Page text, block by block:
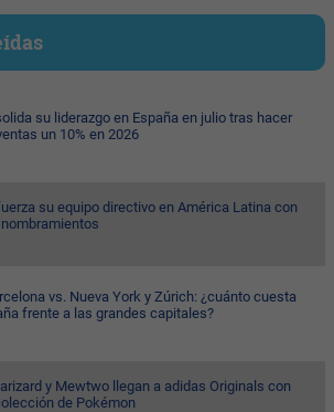
su liderazgo en España en julio tras hacer
un 10% en 2026
su equipo directivo en América Latina con
vs. Nueva York y Zúrich: ¿cuánto cuesta
frente a las grandes capitales?
y Mewtwo llegan a adidas Originals con
de Pokémon